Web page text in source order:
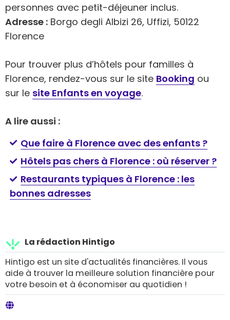
personnes avec petit-déjeuner inclus.
Adresse : Borgo degli Albizi 26, Uffizi, 50122
Florence
Pour trouver plus d’hôtels pour familles à
Florence, rendez-vous sur le site Booking ou
sur le site Enfants en voyage.
A lire aussi :
Que faire à Florence avec des enfants ?
Hôtels pas chers à Florence : où réserver ?
Restaurants typiques à Florence : les
bonnes adresses
La rédaction Hintigo
Hintigo est un site d'actualités financières. Il vous
aide à trouver la meilleure solution financière pour
votre besoin et à économiser au quotidien !